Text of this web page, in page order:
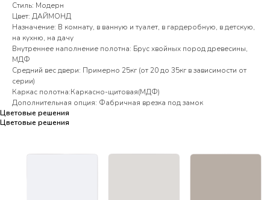
Стиль: Модерн
Цвет: ДАЙМОНД
Назначение: В комнату, в ванную и туалет, в гардеробную, в детскую,
на кухню, на дачу
Внутреннее наполнение полотна: Брус хвойных пород древесины,
МДФ
Средний вес двери: Примерно 25кг (от 20 до 35кг в зависимости от
серии)
Каркас полотна:Каркасно-щитовая(МДФ)
Дополнительная опция: Фабричная врезка под замок
Цветовые решения
Цветовые решения